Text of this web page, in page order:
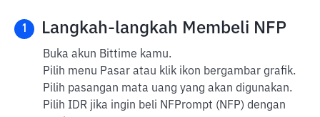
1 Langkah-langkah Membeli NFP
Buka akun Bittime kamu.
Pilih menu Pasar atau klik ikon bergambar grafik.
Pilih pasangan mata uang yang akan digunakan.
Pilih IDR jika ingin beli NFPrompt (NFP) dengan